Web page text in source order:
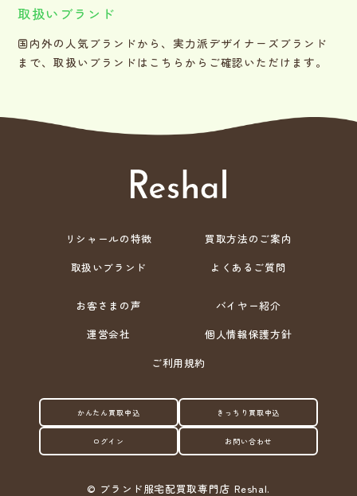
取扱いブランド
国内外の人気ブランドから、実力派デザイナーズブランド
まで、取扱いブランドはこちらからご確認いただけます。
リシャールの特徴
買取方法のご案内
取扱いブランド
よくあるご質問
お客さまの声
バイヤー紹介
運営会社
個人情報保護方針
ご利用規約
かんたん買取申込 きっちり買取申込
ログイン お問い合わせ
© ブランド服宅配買取専門店 Reshal.